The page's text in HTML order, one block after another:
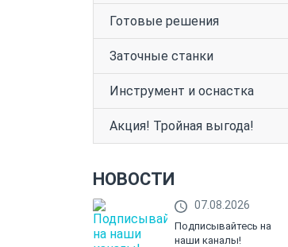
Готовые решения
Заточные станки
Инструмент и оснастка
Акция! Тройная выгода!
НОВОСТИ
07.08.2026
Подписывайтесь на
наши каналы!